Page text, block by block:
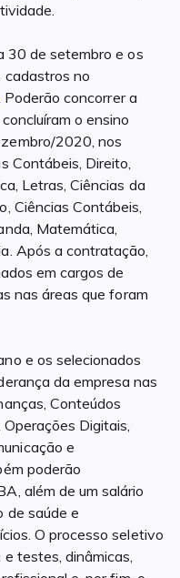
30 de setembro e os
no
Poderão concorrer a
o ensino
2020, nos
Contábeis, Direito,
Letras, Ciências da
Ciências Contábeis,
Matemática,
Após a contratação,
em cargos de
nas áreas que foram
e os selecionados
da empresa nas
Conteúdos
Digitais,
e
poderão
além de um salário
de saúde e
O processo seletivo
testes, dinâmicas,